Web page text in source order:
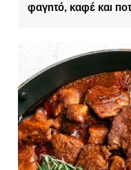
φαγητό, καφέ και